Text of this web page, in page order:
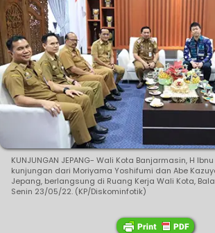
KUNJUNGAN JEPANG- Wali Kota Banjarmasin, H
kunjungan dari Moriyama Yoshifumi dan Abe
Jepang, berlangsung di Ruang Kerja Wali Kota,
Senin 23/05/22. (KP/Diskominfotik)